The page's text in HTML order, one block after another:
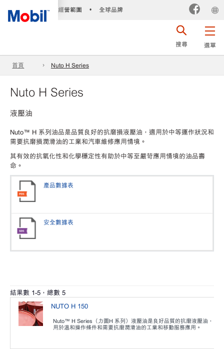
經營範圍 • 全球品牌
選單
搜尋
首頁 Nuto H Series
Nuto H Series
液壓油
Nuto™ H 系列油品是品質良好的抗磨損液壓油，適用於中等運作狀況和
需要抗磨損潤滑油的工業和汽車維修應用情境。
其有效的抗氧化性和化學穩定性有助於中等至嚴苛應用情境的油品壽
命。
產品數據表
安全數據表
結果數 1-5 ，總數 5
NUTO H 150
Nuto™ H Series（力圖H 系列）液壓油是良好品質的抗磨液壓油，
用於溫和操作條件和需要抗磨潤滑油的工業和移動服務應用。